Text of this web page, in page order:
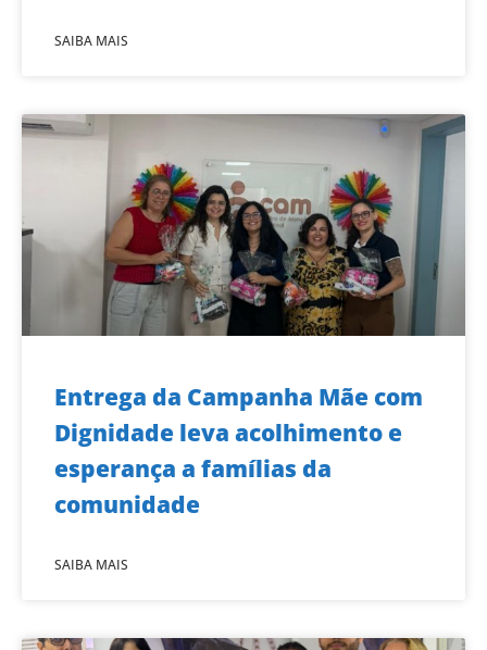
SAIBA MAIS
Entrega da Campanha Mãe com
Dignidade leva acolhimento e
esperança a famílias da
comunidade
SAIBA MAIS